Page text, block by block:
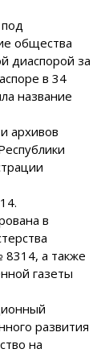
общества
диаспорой за
в 34
название
архивов
в
а также
газеты
развития
на